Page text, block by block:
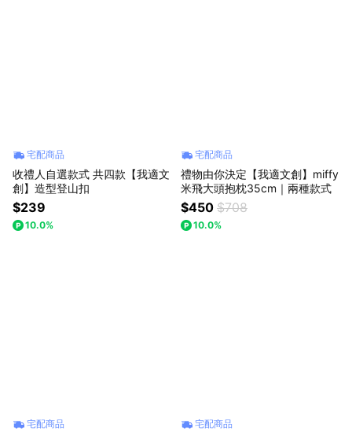
宅配商品
收禮人自選款式 共四款【我適文
創】造型登山扣
$239
10.0%
宅配商品
禮物由你決定【我適文創】miffy
米飛大頭抱枕35cm｜兩種款式
$450 $708
10.0%
宅配商品 宅配商品